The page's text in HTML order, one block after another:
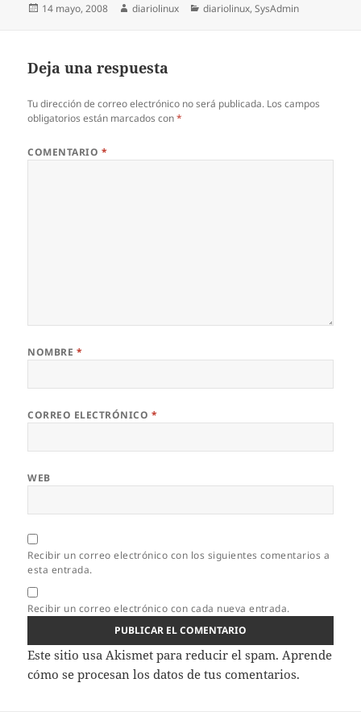
Publicado
14 mayo, 2008 Autor
diariolinux Categorías
diariolinux,SysAdmin
Deja una respuesta
Tu dirección de correo electrónico no será publicada. Los campos
obligatorios están marcados con*
COMENTARIO *
NOMBRE *
CORREO ELECTRÓNICO *
WEB
Recibir un correo electrónico con los siguientes comentarios a
esta entrada.
Recibir un correo electrónico con cada nueva entrada.
Este sitio usa Akismet para reducir el spam. Aprende
cómo se procesan los datos de tus comentarios.